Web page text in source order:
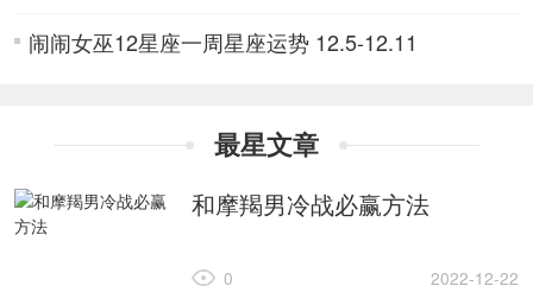
闹闹女巫12星座一周星座运势 12.5-12.11
最星文章
和摩羯男冷战必赢方法
2022-12-22
0